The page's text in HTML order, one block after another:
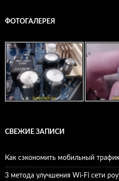
ФОТОГАЛЕРЕЯ
СВЕЖИЕ ЗАПИСИ
Как сэкономить мобильный
3 метода улучшения Wi-Fi сети